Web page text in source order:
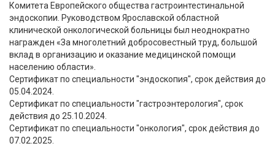
Комитета Европейского общества гастроинтестинальной
эндоскопии. Руководством Ярославской областной
клинической онкологической больницы был неоднократно
награжден «За многолетний добросовестный труд, большой
вклад в организацию и оказание медицинской помощи
населению области».
Сертификат по специальности "эндоскопия", срок действия до
05.04.2024.
Сертификат по специальности "гастроэнтерология", срок
действия до 25.10.2024.
Сертификат по специальности "онкология", срок действия до
07.02.2025.